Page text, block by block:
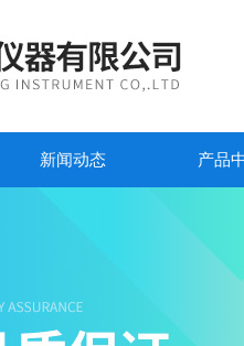
新闻动态 产品